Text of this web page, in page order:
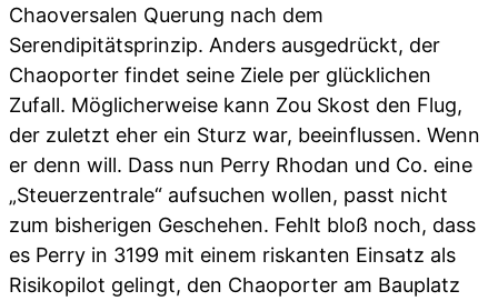
Chaoversalen Querung nach dem
Serendipitätsprinzip. Anders ausgedrückt, der
Chaoporter findet seine Ziele per glücklichen
Zufall. Möglicherweise kann Zou Skost den Flug,
der zuletzt eher ein Sturz war, beeinflussen. Wenn
er denn will. Dass nun Perry Rhodan und Co. eine
„Steuerzentrale“ aufsuchen wollen, passt nicht
zum bisherigen Geschehen. Fehlt bloß noch, dass
es Perry in 3199 mit einem riskanten Einsatz als
Risikopilot gelingt, den Chaoporter am Bauplatz